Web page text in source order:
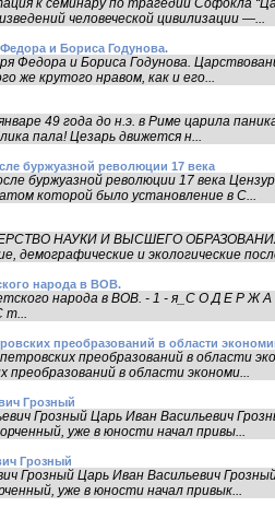
к семинару по трагедии Софокла
человеческой цивилизации —...
и Бориса Годунова.
Федора и Бориса Годунова.
же крутого нравом, как и его...
49 года до н.э. в Риме царила
пала! Цезарь движется н...
буржуазной революции 17 века
буржуазной революции 17 века
которой было установление в С...
НАУКИ И ВЫСШЕГО ОБРАЗОВАНИЯ
демографические и экологические
народа в ВОВ.
народа в ВОВ. - 1 - я_С О Д Е Р Ж А
т...
преобразований в области
преобразований в области
преобразований в области экономи...
Грозный
Грозный Царь Иван Васильевич
уже в юности начал привы...
Грозный
Грозный Царь Иван Васильевич
уже в юности начал привык...